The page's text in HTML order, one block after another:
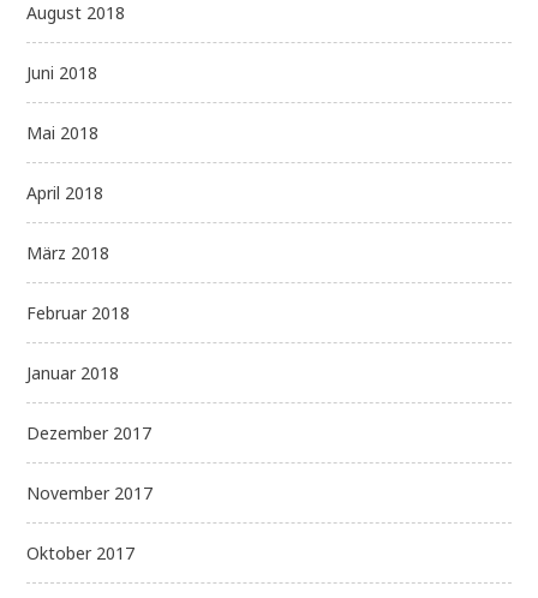
August 2018
Juni 2018
Mai 2018
April 2018
März 2018
Februar 2018
Januar 2018
Dezember 2017
November 2017
Oktober 2017